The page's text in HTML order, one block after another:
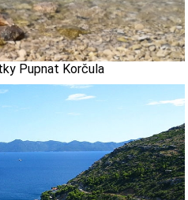
Pupnat Korčula